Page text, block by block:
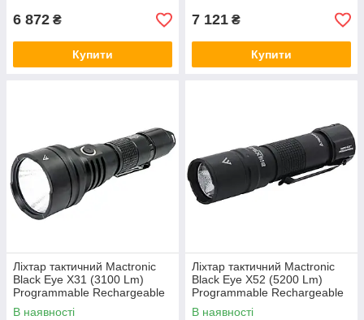
6 872 ₴
Купити
7 121 ₴
Купити
Ліхтар тактичний Mactronic
Black Eye X31 (3100 Lm)
Programmable Rechargeable
Type-C (THH0081)
В наявності
Ліхтар тактичний Mactronic
Black Eye X52 (5200 Lm)
Programmable Rechargeable
Type-C (THH0080)
В наявності